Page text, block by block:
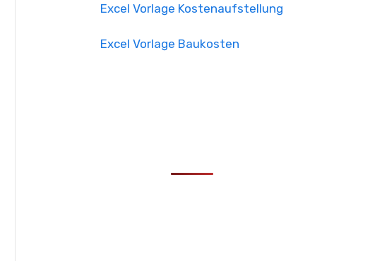
Excel Vorlage Kostenaufstellung
Excel Vorlage Baukosten